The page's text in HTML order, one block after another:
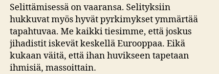
Selittämisessä on vaaransa. Selityksiin
hukkuvat myös hyvät pyrkimykset ymmärtää
tapahtuvaa. Me kaikki tiesimme, että joskus
jihadistit iskevät keskellä Eurooppaa. Eikä
kukaan väitä, että ihan huvikseen tapetaan
ihmisiä, massoittain.